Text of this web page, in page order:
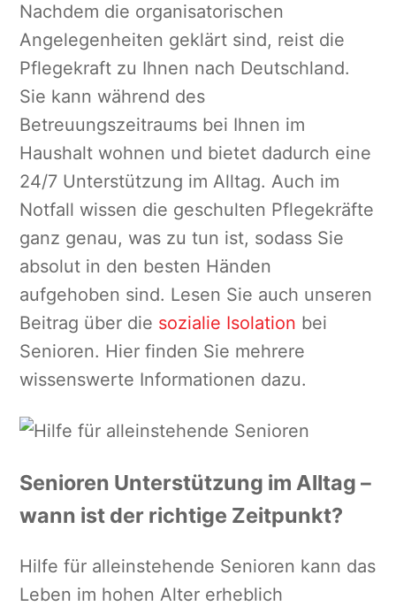
Nachdem die organisatorischen
Angelegenheiten geklärt sind, reist die
Pflegekraft zu Ihnen nach Deutschland.
Sie kann während des
Betreuungszeitraums bei Ihnen im
Haushalt wohnen und bietet dadurch eine
24/7 Unterstützung im Alltag. Auch im
Notfall wissen die geschulten Pflegekräfte
ganz genau, was zu tun ist, sodass Sie
absolut in den besten Händen
aufgehoben sind. Lesen Sie auch unseren
Beitrag über die sozialie Isolation bei
Senioren. Hier finden Sie mehrere
wissenswerte Informationen dazu.
Senioren Unterstützung im Alltag –
wann ist der richtige Zeitpunkt?
Hilfe für alleinstehende Senioren kann das
Leben im hohen Alter erheblich